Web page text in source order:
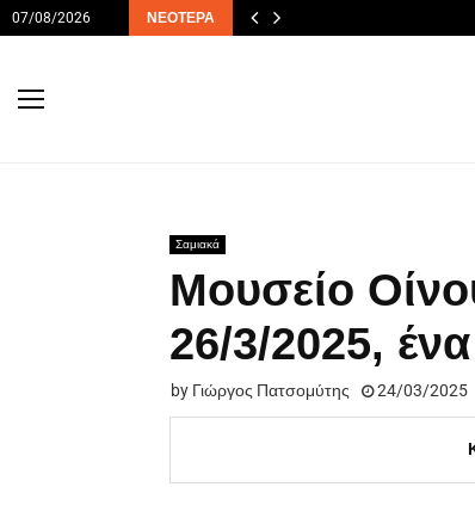
07/08/2026 ΝΕΌΤΕΡΑ
Σαμιακά
Μουσείο
26/3/2025,
by Γιώργος Πατσομύτης 24/03/2025